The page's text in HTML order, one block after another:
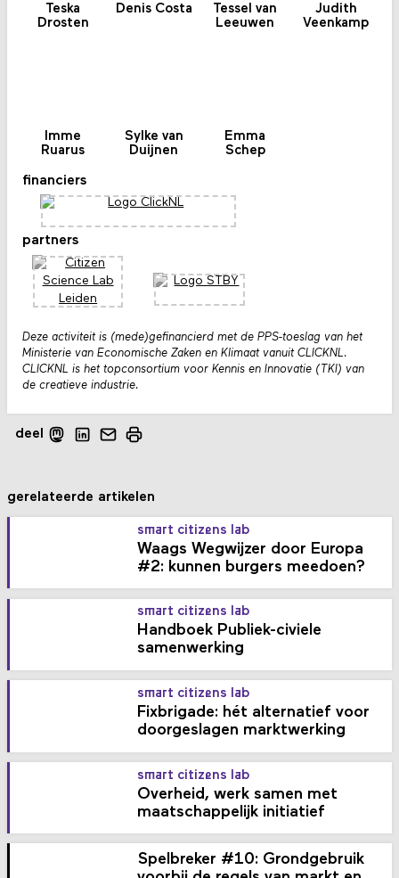
deel
Teska
Drosten
Denis Costa
Tessel van
Leeuwen
Judith
Veenkamp
Imme
Ruarus
Sylke van
Duijnen
Emma
Schep
financiers
partners
Deze activiteit is (mede)gefinancierd met de PPS-toeslag van het
Ministerie van Economische Zaken en Klimaat vanuit CLICKNL.
CLICKNL is het topconsortium voor Kennis en Innovatie (TKI) van
de creatieve industrie.
gerelateerde artikelen
smart citizens lab
Waags Wegwijzer door Europa
#2: kunnen burgers meedoen?
smart citizens lab
Handboek Publiek-civiele
samenwerking
smart citizens lab
Fixbrigade: hét alternatief voor
doorgeslagen marktwerking
smart citizens lab
Overheid, werk samen met
maatschappelijk initiatief
Spelbreker #10: Grondgebruik